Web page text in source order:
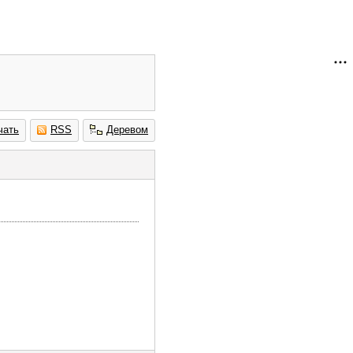
RSS Деревом